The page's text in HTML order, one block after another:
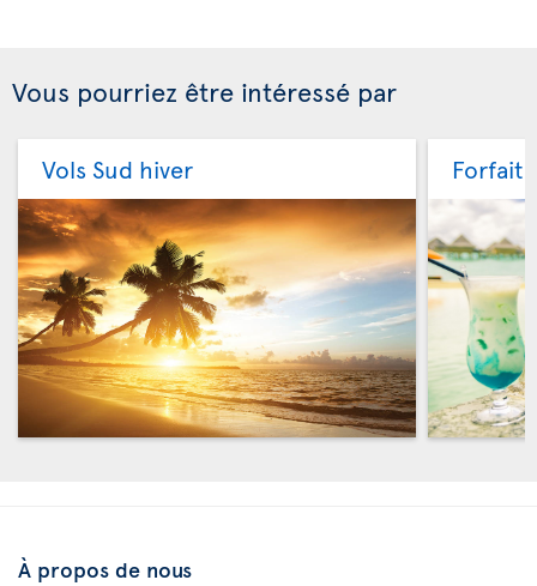
Vous pourriez être intéressé par
Vols Sud hiver
À propos de nous